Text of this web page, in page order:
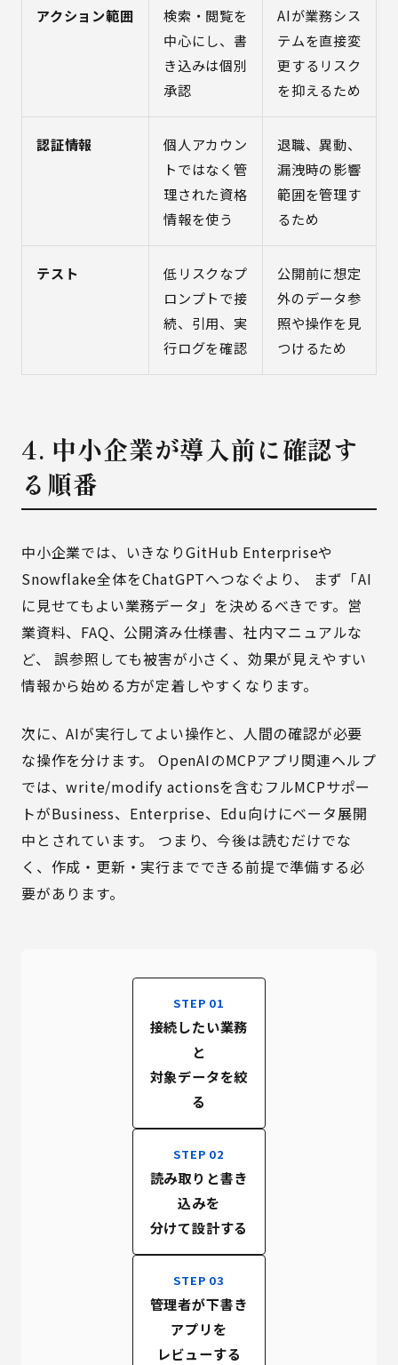
アクション範囲
検索・閲覧を
中心にし、書
き込みは個別
承認
AIが業務シス
テムを直接変
更するリスク
を抑えるため
認証情報
個人アカウン
トではなく管
理された資格
情報を使う
退職、異動、
漏洩時の影響
範囲を管理す
るため
テスト
低リスクなプ
ロンプトで接
続、引用、実
行ログを確認
公開前に想定
外のデータ参
照や操作を見
つけるため
4. 中小企業が導入前に確認す
る順番
中小企業では、いきなりGitHub Enterpriseや
Snowflake全体をChatGPTへつなぐより、 まず「AI
に見せてもよい業務データ」を決めるべきです。営
業資料、FAQ、公開済み仕様書、社内マニュアルな
ど、 誤参照しても被害が小さく、効果が見えやすい
情報から始める方が定着しやすくなります。
次に、AIが実行してよい操作と、人間の確認が必要
な操作を分けます。 OpenAIのMCPアプリ関連ヘルプ
では、write/modify actionsを含むフルMCPサポー
トがBusiness、Enterprise、Edu向けにベータ展開
中とされています。 つまり、今後は読むだけでな
く、作成・更新・実行までできる前提で準備する必
要があります。
STEP 01
接続したい業務
と
対象データを絞
る
STEP 02
読み取りと書き
込みを
分けて設計する
STEP 03
管理者が下書き
アプリを
レビューする